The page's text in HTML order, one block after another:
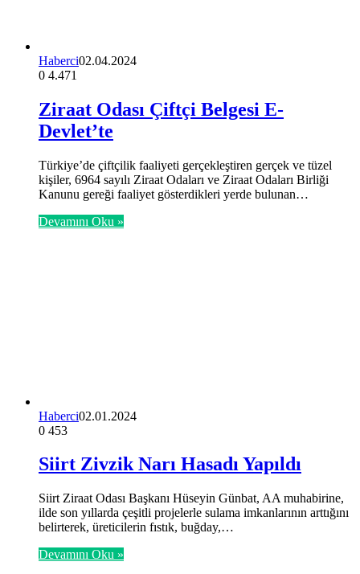
Haberci02.04.2024
0 4.471
Ziraat Odası Çiftçi Belgesi E-
Devlet’te
Türkiye’de çiftçilik faaliyeti gerçekleştiren gerçek ve tüzel
kişiler, 6964 sayılı Ziraat Odaları ve Ziraat Odaları Birliği
Kanunu gereği faaliyet gösterdikleri yerde bulunan…
Devamını Oku »
Haberci02.01.2024
0 453
Siirt Zivzik Narı Hasadı Yapıldı
Siirt Ziraat Odası Başkanı Hüseyin Günbat, AA muhabirine,
ilde son yıllarda çeşitli projelerle sulama imkanlarının arttığını
belirterek, üreticilerin fıstık, buğday,…
Devamını Oku »